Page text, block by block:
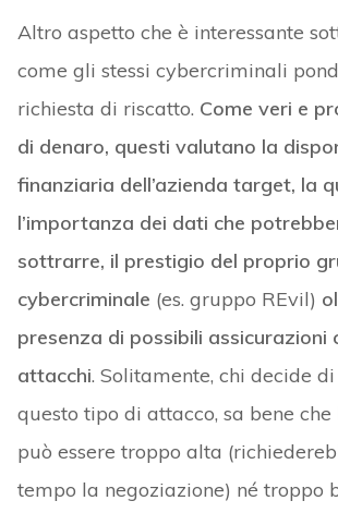
Altro aspetto che è interessante
come gli stessi cybercriminali
richiesta di riscatto. Come veri e
di denaro, questi valutano la
finanziaria dell’azienda target, la
l’importanza dei dati che
sottrarre, il prestigio del proprio
cybercriminale (es. gruppo REvil)
presenza di possibili assicurazioni
attacchi. Solitamente, chi decide
questo tipo di attacco, sa bene
può essere troppo alta
tempo la negoziazione) né troppo